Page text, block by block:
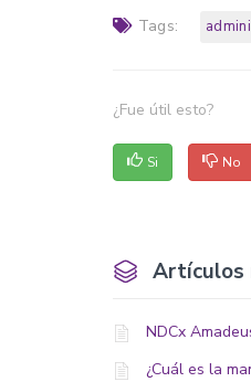
Tags:
¿Fue útil esto?
Si No
Artículos
NDCx
¿Cuál es la